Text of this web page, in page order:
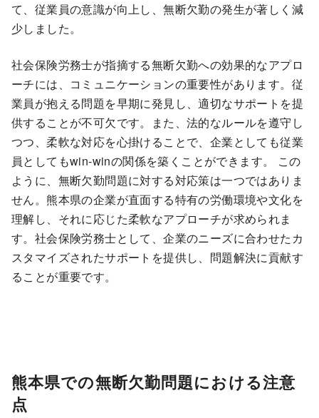
て、従業員の意識が向上し、無断欠勤の発生が著しく減
少しました。
社会保険労務士が指摘する無断欠勤への効果的なアプロ
ーチには、コミュニケーションの重要性があります。従
業員が抱える問題を早期に発見し、適切なサポートを提
供することが不可欠です。また、法的なルールを遵守し
つつ、柔軟な対応を心掛けることで、企業としても従業
員としてもwin-winの関係を築くことができます。 この
ように、無断欠勤問題に対する対応策は一つではありま
せん。熊本県の企業が直面する特有の労働環境や文化を
理解し、それに応じた柔軟なアプローチが求められま
す。社会保険労務士として、企業のニーズに合わせたカ
スタマイズされたサポートを提供し、問題解決に貢献す
ることが重要です。
熊本県での無断欠勤問題における注意
点